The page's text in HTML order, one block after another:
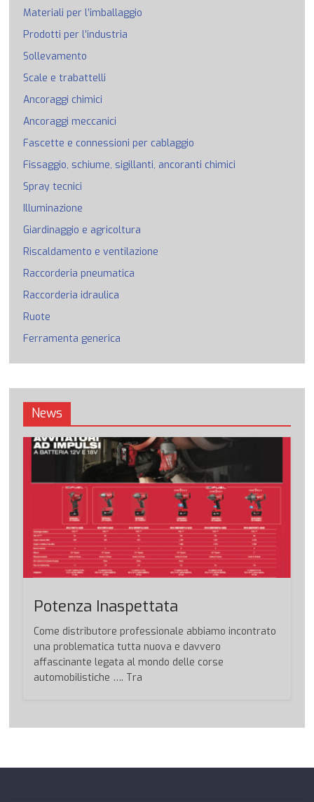
Materiali per l’imballaggio
Prodotti per l’industria
Sollevamento
Scale e trabattelli
Ancoraggi chimici
Ancoraggi meccanici
Fascette e connessioni per cablaggio
Fissaggio, schiume, sigillanti, ancoranti chimici
Spray tecnici
Illuminazione
Giardinaggio e agricoltura
Riscaldamento e ventilazione
Raccorderia pneumatica
Raccorderia idraulica
Ruote
Ferramenta generica
News
Potenza Inaspettata
Come distributore professionale abbiamo incontrato
una problematica tutta nuova e davvero
affascinante legata al mondo delle corse
automobilistiche …. Tra